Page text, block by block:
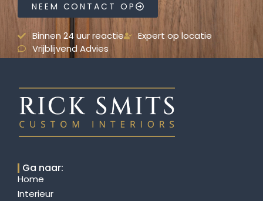
NEEM CONTACT OP
Binnen 24 uur reactie
Expert op locatie
Vrijblijvend Advies
Ga naar:
Home
Interieur